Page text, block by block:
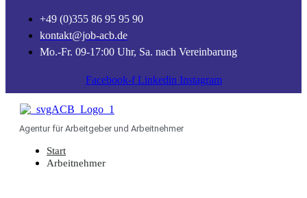
+49 (0)355 86 95 95 90
kontakt@job-acb.de
Mo.-Fr. 09-17:00 Uhr, Sa. nach Vereinbarung
Facebook-f Linkedin Instagram
Agentur für Arbeitgeber und Arbeitnehmer
Start
Arbeitnehmer